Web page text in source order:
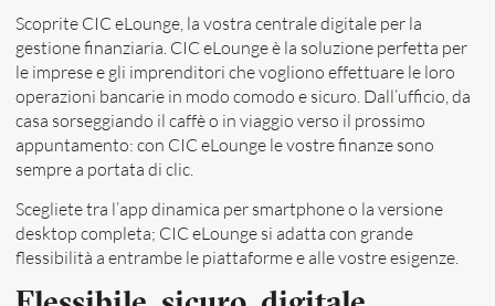
Scoprite CIC eLounge, la vostra centrale digitale per la
gestione finanziaria. CIC eLounge è la soluzione perfetta per
le imprese e gli imprenditori che vogliono effettuare le loro
operazioni bancarie in modo comodo e sicuro. Dall’ufficio, da
casa sorseggiando il caffè o in viaggio verso il prossimo
appuntamento: con CIC eLounge le vostre finanze sono
sempre a portata di clic.
Scegliete tra l’app dinamica per smartphone o la versione
desktop completa; CIC eLounge si adatta con grande
flessibilità a entrambe le piattaforme e alle vostre esigenze.